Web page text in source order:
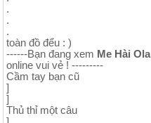
.
.
.
toàn đồ đểu : )
------Bạn đang xem Me Hài Ola
online vui vẻ ! ---------
Cầm tay bạn cũ
]
]
Thủ thỉ một câu